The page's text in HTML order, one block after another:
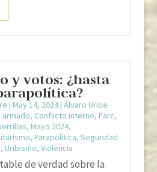
y votos: ¿hasta
| May 14, 2024| Álvaro Uribe
, Conflicto interno, Farc,
, Mayo 2024,
, Parapolítica, Seguridad
, Uribismo, Violencia
de verdad sobre la